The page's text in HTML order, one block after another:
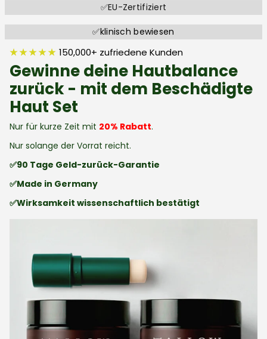
✅EU-Zertifiziert
✅klinisch bewiesen
★ ★ ★ ★ ★ 150,000+ zufriedene Kunden
Gewinne deine Hautbalance
zurück - mit dem Beschädigte
Haut Set
Nur für kurze Zeit mit 20% Rabatt.
Nur solange der Vorrat reicht.
✅90 Tage Geld-zurück-Garantie
✅Made in Germany
✅Wirksamkeit wissenschaftlich bestätigt